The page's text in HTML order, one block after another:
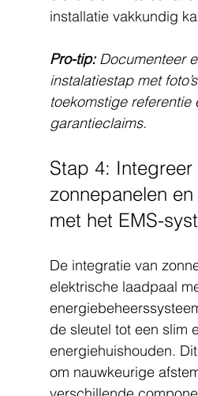
installatie vakkundig
Pro-tip: Documenteer
instalatiestap met
toekomstige referentie
garantieclaims.
Stap 4: Integreer
zonnepanelen
met het EMS-
De integratie van
elektrische laadpaal
de sleutel tot een slim
energiehuishouden.
om nauwkeurige